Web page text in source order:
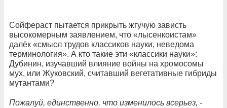
Сойфераст пытается прикрыть жгучую зависть
высокомерным заявлением, что «лысенкоистам»
далёк «смысл трудов классиков науки, неведома
терминология». А кто такие эти «классики науки»:
Дубинин, изучавший влияние войны на хромосомы
мух, или Жуковский, считавший вегетативные гибриды
мутантами?
Пожалуй, единственно, что изменилось всерьез, -